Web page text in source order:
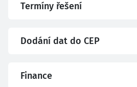
Termíny řešení
Dodání dat do CEP
Finance